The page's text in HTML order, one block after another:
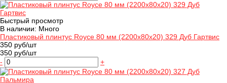
Быстрый просмотр
В наличии: Много
Пластиковый плинтус Royce 80 мм (2200x80x20) 329 Дуб Гартвис
350 руб/шт
350 руб/шт
-
+